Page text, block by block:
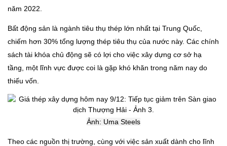
năm 2022.
Bất động sản là ngành tiêu thụ thép lớn nhất tại Trung Quốc,
chiếm hơn 30% tổng lượng thép tiêu thụ của nước này. Các chính
sách tài khóa chủ động sẽ có lợi cho việc xây dựng cơ sở hạ
tầng, một lĩnh vực được coi là gặp khó khăn trong năm nay do
thiếu vốn.
Ảnh: Uma Steels
Theo các nguồn thị trường, cùng với việc sản xuất dành cho lĩnh